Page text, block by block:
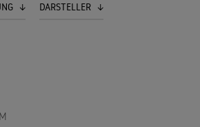
DARSTELLER